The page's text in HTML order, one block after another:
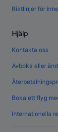
Riktlinjer för
Hjälp
Kontakta oss
Avboka eller
Boka ett flyg
Internationella